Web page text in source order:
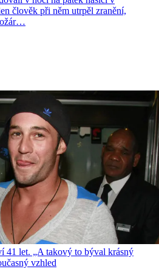
člověk při něm utrpěl zranění,
41 let. „A takový to býval krásný
vzhled